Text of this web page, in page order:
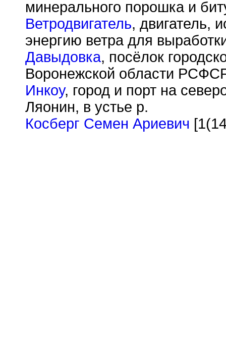
минерального порошка и
Ветродвигатель, двигатель,
энергию ветра для
Давыдовка, посёлок
Воронежской области
Инкоу, город и порт на
Ляонин, в устье р.
Косберг Семен Ариевич